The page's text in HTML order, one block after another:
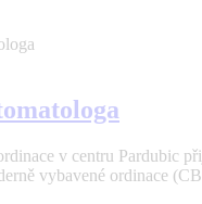
v centru Pardubic
vybavené ordinace